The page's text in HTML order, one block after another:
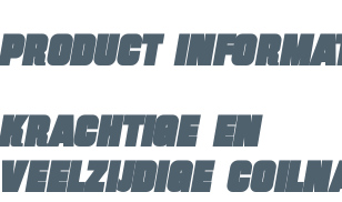
65
mm
Product
Krachtige en
veelzijdige